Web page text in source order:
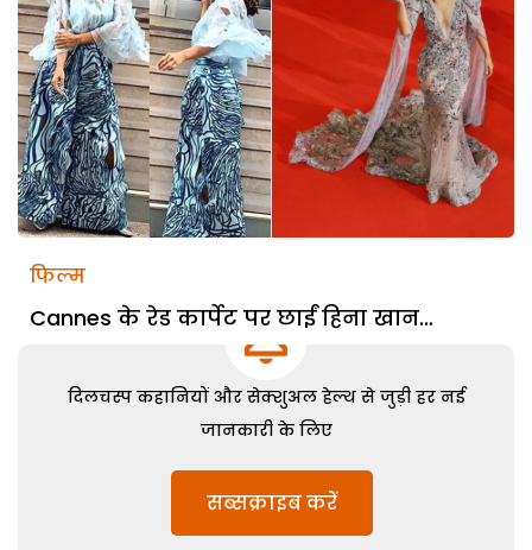
फिल्म
Cannes के रेड कार्पेट पर छाईं हिना खान…
दिलचस्प कहानियों और सेक्शुअल हेल्थ से जुड़ी हर नई
जानकारी के लिए
सब्सक्राइब करें